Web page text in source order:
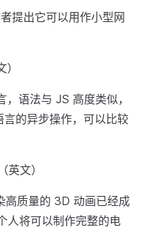
提出它可以用作小型网
）
语法与 JS 高度类似，
的异步操作，可以比较
（英文）
高质量的 3D 动画已经成
人将可以制作完整的电